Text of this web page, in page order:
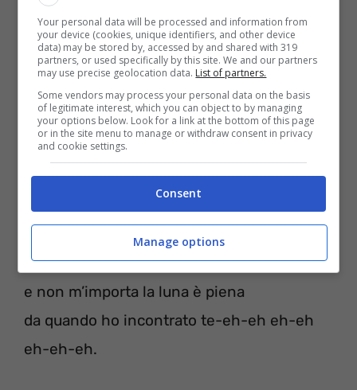
ma forse oggi è meglio di no
a chi mi dice che vado troppo veloce
gli dico che mi piace.
Solo con te
so fare tardi tutte le volte
e vado al mare anche a mezzanotte
da quando ho incontrato te
dormo di giorno ed esco la sera
e non m’importa la luna è piena
da quando ho incontrato te-eh-eh eh-eh
eh-eh-eh.
Your personal data will be processed and information from
your device (cookies, unique identifiers, and other device
data) may be stored by, accessed by and shared with 319
partners, or used specifically by this site. We and our partners
may use precise geolocation data. List of partners.
Some vendors may process your personal data on the basis
of legitimate interest, which you can object to by managing
your options below. Look for a link at the bottom of this page
or in the site menu to manage or withdraw consent in privacy
and cookie settings.
Consent
Manage options